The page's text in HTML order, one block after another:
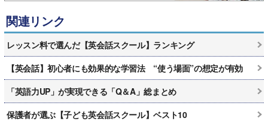
関連リンク
レッスン料で選んだ【英会話スクール】ランキング
【英会話】初心者にも効果的な学習法 “使う場面”の想定が有効
「英語力UP」が実現できる「Q＆A」総まとめ
保護者が選ぶ【子ども英会話スクール】ベスト10